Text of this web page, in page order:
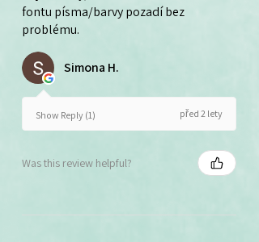
fontu písma/barvy pozadí bez
problému.
Simona H.
Show Reply (1) před 2 lety
Was this review helpful?